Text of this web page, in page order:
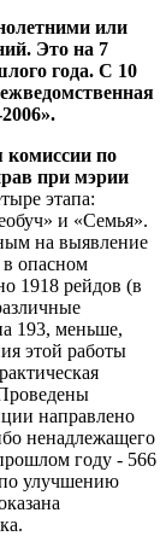
или
Это на 7
года. С 10
комиссии по
при мэрии
этапа:
и «Семья».
на выявление
опасном
1918 рейдов (в
193, меньше,
этой работы
направлено
ненадлежащего
году - 566
улучшению